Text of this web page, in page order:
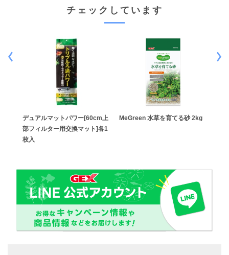
チェックしています
デュアルマットパワー[60cm上
部フィルター用交換マット]各1
枚入
MeGreen 水草を育てる砂 2kg